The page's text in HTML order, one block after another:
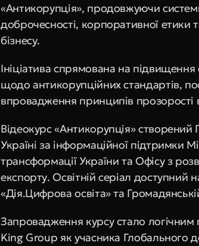
«Антикорупція», продовжуючи
доброчесності, корпоративної етики
бізнесу.
Ініціатива спрямована на підвищення
щодо антикорупційних стандартів,
впровадження принципів прозорості
Відеокурс «Антикорупція»
Україні за інформаційної підтримки
трансформації України та Офісу з
експорту. Освітній серіал доступний
«Дія.Цифрова освіта» та
Запровадження курсу стало
King Group як учасника